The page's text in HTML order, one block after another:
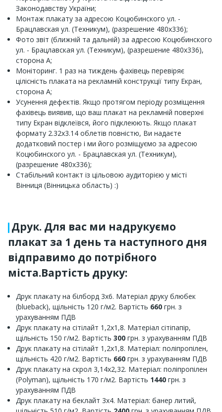
Законодавству України;
Монтаж плакату за адресою Коцюбинского ул. -
Брацлавская ул. (Техникум), (разрешение 480х336);
Фото звіт (ближній та дальній) за адресою Коцюбинского
ул. - Брацлавская ул. (Техникум), (разрешение 480х336),
сторона A;
Моніторинг. 1 раз на тиждень фахівець перевіряє
цілісність плаката на рекламній конструкції типу Екран,
сторона A;
Усунення дефектів. Якщо протягом періоду розміщення
фахівець виявив, що ваш плакат на рекламній поверхні
типу Екран відклеївся, його підклеюють. Якщо плакат
формату 2.32x3.14 облетів повністю, Ви надаєте
додатковий постер і ми його розміщуємо за адресою
Коцюбинского ул. - Брацлавская ул. (Техникум),
(разрешение 480х336);
Стабільний контакт із цільовою аудиторією у місті
Вінниця (Вінницька область) :)
Друк. Для вас ми надрукуємо
плакат за 1 день та наступного дня
відправимо до потрібного
міста.Вартість друку:
Друк плакату на білборд 3х6. Матеріал друку блюбек
(blueback), щільність 120 г/м2. Вартість 660 грн. з
урахуванням ПДВ
Друк плакату на сітілайт 1,2х1,8. Матеріал сітіпапір,
щільність 150 г/м2. Вартість 300 грн. з урахуванням ПДВ
Друк плакату на сітілайт 1,2х1,8. Матеріал: поліпропілен,
щільність 420 г/м2. Вартість 660 грн. з урахуванням ПДВ
Друк плакату на скрол 3,14х2,32. Матеріал: поліпропілен
(Polyman), щільність 170 г/м2. Вартість 1440 грн. з
урахуванням ПДВ
Друк плакату на беклайт 3х4. Матеріал: банер литий,